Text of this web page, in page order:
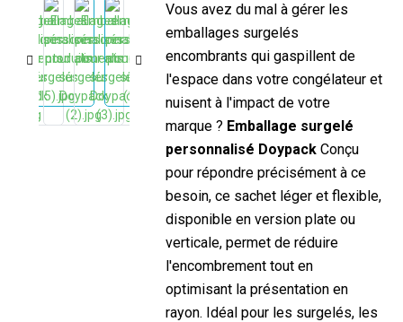
Vous avez du mal à gérer les
emballages surgelés
encombrants qui gaspillent de
l'espace dans votre congélateur et
nuisent à l'impact de votre
marque ? Emballage surgelé
personnalisé DoypackConçu
pour répondre précisément à ce
besoin, ce sachet léger et flexible,
disponible en version plate ou
verticale, permet de réduire
l'encombrement tout en
optimisant la présentation en
rayon. Idéal pour les surgelés, les